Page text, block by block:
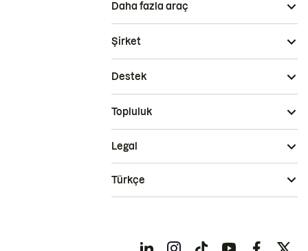
Daha fazla araç
Şirket
Destek
Topluluk
Legal
Türkçe